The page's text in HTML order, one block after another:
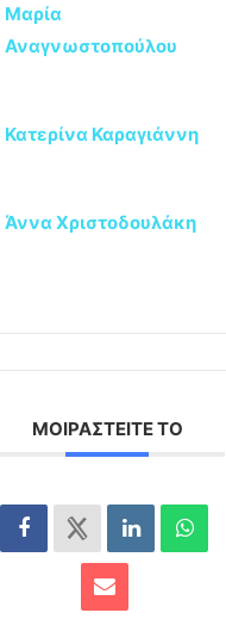
Μαρία
Αναγνωστοπούλου
Κατερίνα Καραγιάννη
Άννα Χριστοδουλάκη
ΜΟΙΡΑΣΤΕΊΤΕ ΤΟ